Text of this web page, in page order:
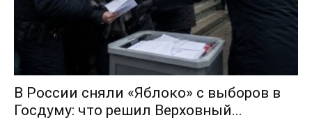
В России сняли «Яблоко» с выборов в
Госдуму: что решил Верховный...